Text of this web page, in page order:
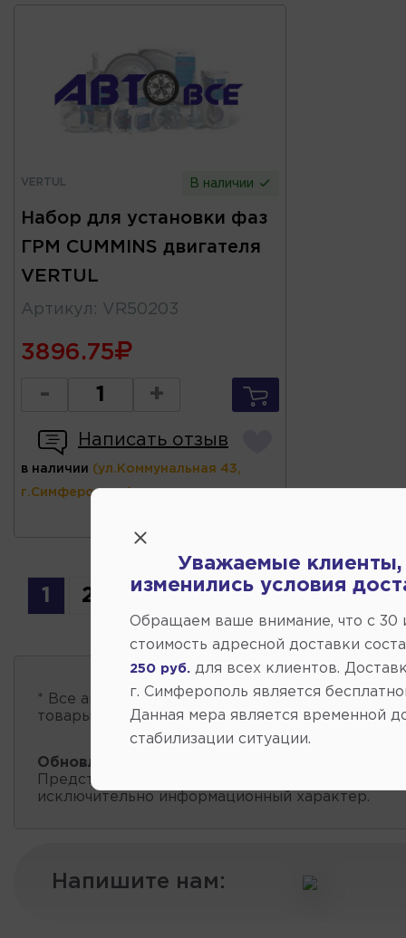
VERTUL В наличии
Набор для установки фаз
ГРМ CUMMINS двигателя
VERTUL
Артикул : VR50203
3896.75
- +
Написать отзыв
в наличии (ул.Коммунальная 43,
г.Симферополь)
1 2 3 4
* Все автозапчасти есть в наличии , обновление
товары проходит несколько раз в сутки.
Обновление остатков и цен:
Представленные данные о запчастях на этой
исключительно информационный характер.
Напишите нам:
Уважаемые клиенты,
изменились условия
Обращаем ваше внимание, что c 30
стоимость адресной доставки
250 руб.
для всех клиентов.
г. Симферополь является
Данная мера является временной
стабилизации ситуации.